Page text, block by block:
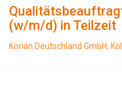
(w/m/d) in Teilzeit
Korian Deutschland GmbH,